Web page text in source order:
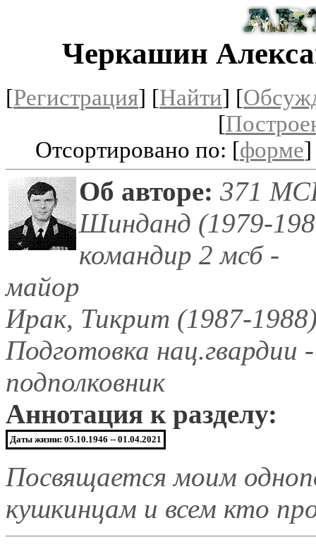
Черкашин
[Регистрация] [Найти] [
[
Отсортировано по: [форме
Об авторе: 371
Шинданд (1979-
командир 2 мсб -
майор
Ирак, Тикрит (1987-
Подготовка нац.гвардии -
подполковник
Аннотация к разделу:
Даты жизни: 05.10.1946 -- 01.04.2021
Посвящается моим
кушкинцам и всем кто